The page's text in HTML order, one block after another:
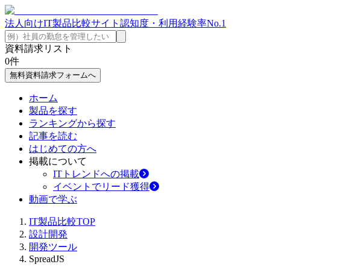
法人向けIT製品比較サイト 認知度・利用経験率No.1
資料請求リスト
0件
無料資料請求フォームへ
ホーム
製品を探す
ランキングから探す
記事を読む
はじめての方へ
掲載について
ITトレンドへの掲載
イベントでリード獲得
動画で学ぶ
IT製品比較TOP
設計開発
開発ツール
SpreadJS